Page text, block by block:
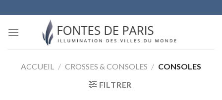
to
content
ACCUEIL / CROSSES & CONSOLES / CONSOLES
FILTRER